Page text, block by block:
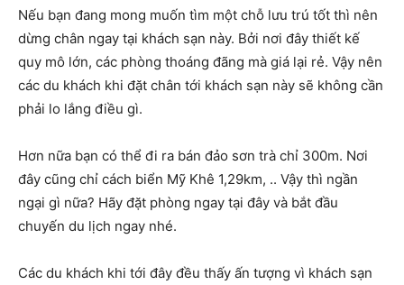
Nếu bạn đang mong muốn tìm một chỗ lưu trú tốt thì nên
dừng chân ngay tại khách sạn này. Bởi nơi đây thiết kế
quy mô lớn, các phòng thoáng đãng mà giá lại rẻ. Vậy nên
các du khách khi đặt chân tới khách sạn này sẽ không cần
phải lo lắng điều gì.
Hơn nữa bạn có thể đi ra bán đảo sơn trà chỉ 300m. Nơi
đây cũng chỉ cách biển Mỹ Khê 1,29km, .. Vậy thì ngần
ngại gì nữa? Hãy đặt phòng ngay tại đây và bắt đầu
chuyến du lịch ngay nhé.
Các du khách khi tới đây đều thấy ấn tượng vì khách sạn